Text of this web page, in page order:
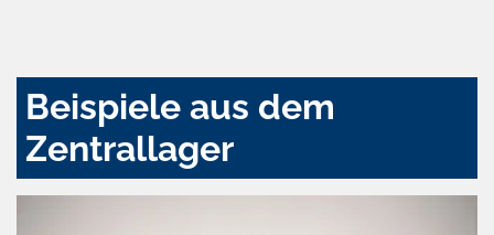
Beispiele aus dem
Zentrallager